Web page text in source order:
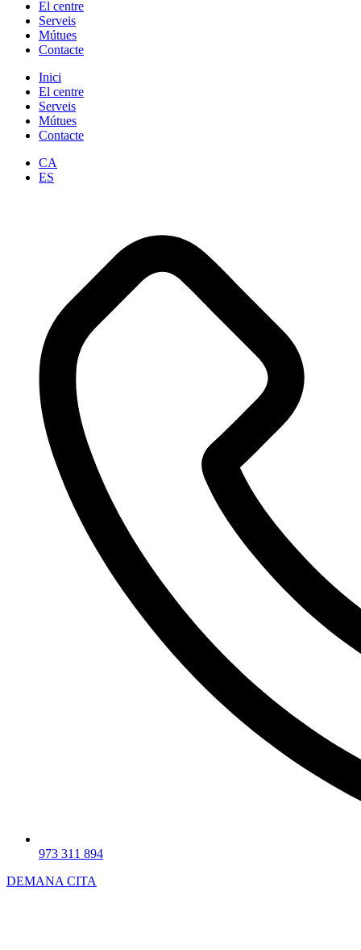
El centre
Serveis
Mútues
Contacte
Inici
El centre
Serveis
Mútues
Contacte
CA
ES
973 311 894
DEMANA CITA